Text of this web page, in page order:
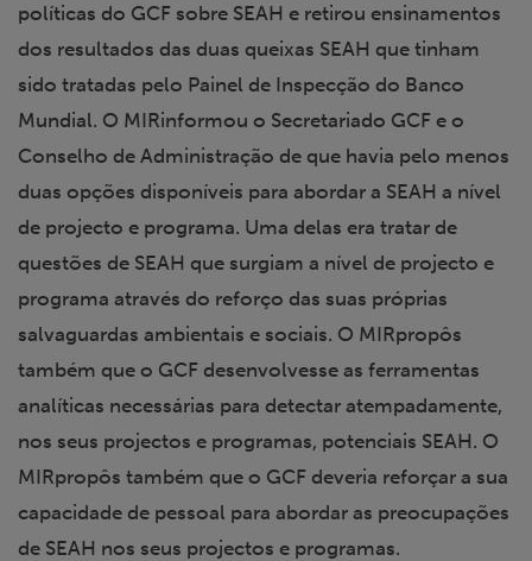
políticas do GCF sobre SEAH e retirou ensinamentos
dos resultados das duas queixas SEAH que tinham
sido tratadas pelo Painel de Inspecção do Banco
Mundial. O MIRinformou o Secretariado GCF e o
Conselho de Administração de que havia pelo menos
duas opções disponíveis para abordar a SEAH a nível
de projecto e programa. Uma delas era tratar de
questões de SEAH que surgiam a nível de projecto e
programa através do reforço das suas próprias
salvaguardas ambientais e sociais. O MIRpropôs
também que o GCF desenvolvesse as ferramentas
analíticas necessárias para detectar atempadamente,
nos seus projectos e programas, potenciais SEAH. O
MIRpropôs também que o GCF deveria reforçar a sua
capacidade de pessoal para abordar as preocupações
de SEAH nos seus projectos e programas.